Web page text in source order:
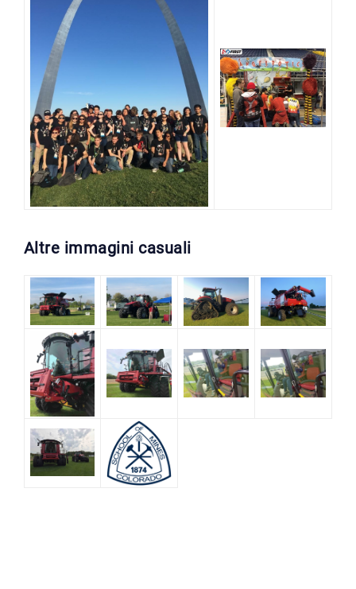
Altre immagini casuali